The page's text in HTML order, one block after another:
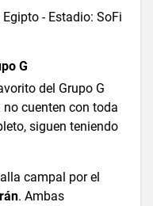
- Estadio: SoFi
G
del Grupo G
cuenten con toda
siguen teniendo
campal por el
. Ambas